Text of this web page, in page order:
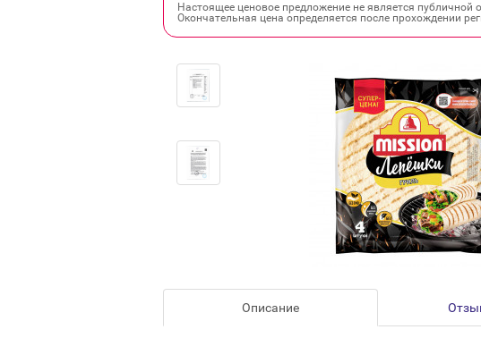
Настоящее ценовое предложение не является публичной
Окончательная цена определяется после прохождении
Описание